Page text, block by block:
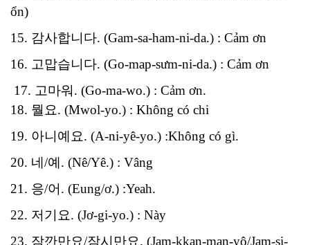
ổn)
15. 감사합니다. (Gam-sa-ham-ni-da.) : Cảm ơn
16. 고맙습니다. (Go-map-sưm-ni-da.) : Cảm ơn
17. 고마워. (Go-ma-wo.) : Cảm ơn.
18. 뭘요. (Mwol-yo.) : Không có chi
19. 아니예요. (A-ni-yê-yo.) :Không có gì.
20. 네/예. (Nê/Yê.) : Vâng
21. 응/어. (Eung/ơ.) :Yeah.
22. 저기요. (Jơ-gi-yo.) : Này
23. 잠깐만요/잠시만요. (Jam-kkan-man-yô/Jam-si-